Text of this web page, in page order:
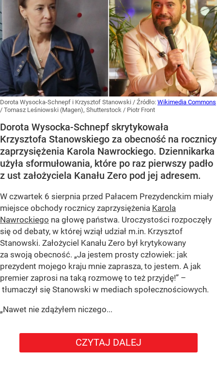
Dorota Wysocka-Schnepf i Krzysztof Stanowski / Źródło: Wikimedia Commons
/ Tomasz Leśniowski (Magen), Shutterstock / Piotr Front
Dorota Wysocka-Schnepf skrytykowała
Krzysztofa Stanowskiego za obecność na rocznicy
zaprzysiężenia Karola Nawrockiego. Dziennikarka
użyła sformułowania, które po raz pierwszy padło
z ust założyciela Kanału Zero pod jej adresem.
W czwartek 6 sierpnia przed Pałacem Prezydenckim miały
miejsce obchody rocznicy zaprzysiężenia Karola
Nawrockiego na głowę państwa. Uroczystości rozpoczęły
się od debaty, w której wziął udział m.in. Krzysztof
Stanowski. Założyciel Kanału Zero był krytykowany
za swoją obecność. „Ja jestem prosty człowiek: jak
prezydent mojego kraju mnie zaprasza, to jestem. A jak
premier zaprosi na taką rozmowę to też przyjdę!” –
tłumaczył się Stanowski w mediach społecznościowych.
„Nawet nie zdążyłem niczego...
CZYTAJ DALEJ